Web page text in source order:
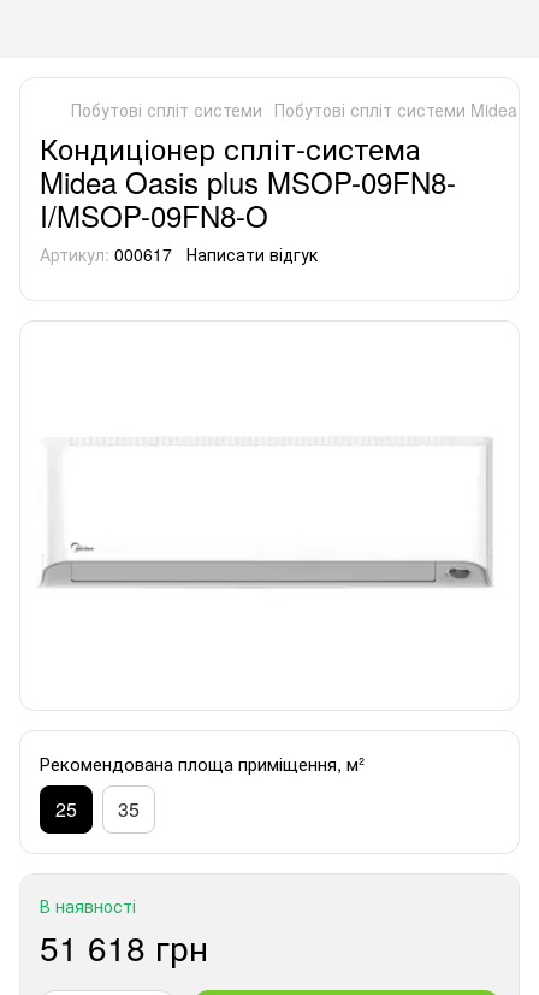
Побутові спліт системи Побутові спліт системи Midea
Кондиціонер спліт-система
Midea Oasis plus MSOP-09FN8-
I/MSOP-09FN8-O
Артикул: 000617 Написати відгук
Рекомендована площа приміщення, м²
25 35
В наявності
51 618 грн